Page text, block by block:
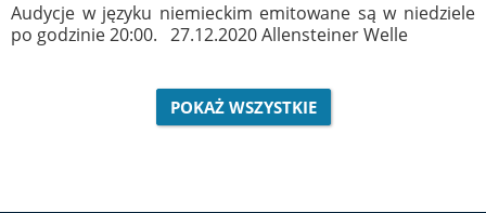
Audycje w języku niemieckim emitowane są w niedziele
po godzinie 20:00. 27.12.2020 Allensteiner Welle
POKAŻ WSZYSTKIE